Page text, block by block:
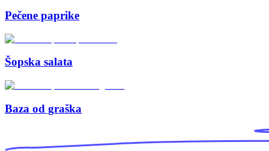
Pečene paprike
Šopska salata
Baza od graška